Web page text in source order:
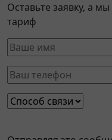
Оставьте заявку, а
тариф